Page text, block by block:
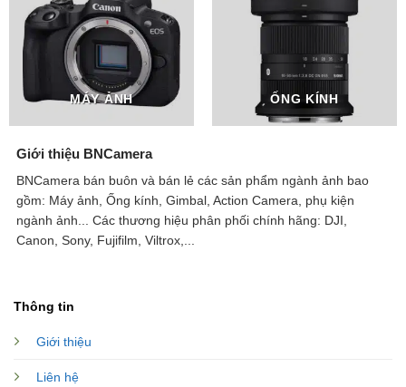
MÁY ẢNH ỐNG KÍNH
Giới thiệu BNCamera
BNCamera bán buôn và bán lẻ các sản phẩm ngành ảnh bao
gồm: Máy ảnh, Ống kính, Gimbal, Action Camera, phụ kiện
ngành ảnh... Các thương hiệu phân phối chính hãng: DJI,
Canon, Sony, Fujifilm, Viltrox,...
Thông tin
Giới thiệu
Liên hệ